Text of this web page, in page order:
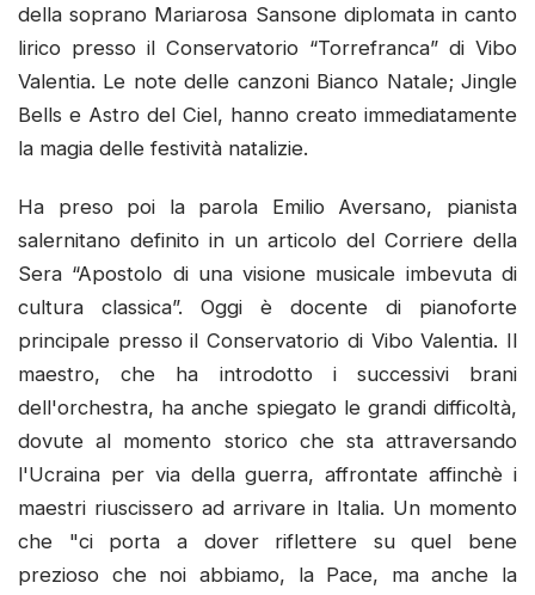
della soprano Mariarosa Sansone diplomata in canto
lirico presso il Conservatorio “Torrefranca” di Vibo
Valentia. Le note delle canzoni Bianco Natale; Jingle
Bells e Astro del Ciel, hanno creato immediatamente
la magia delle festività natalizie.
Ha preso poi la parola Emilio Aversano, pianista
salernitano definito in un articolo del Corriere della
Sera “Apostolo di una visione musicale imbevuta di
cultura classica”. Oggi è docente di pianoforte
principale presso il Conservatorio di Vibo Valentia. Il
maestro, che ha introdotto i successivi brani
dell'orchestra, ha anche spiegato le grandi difficoltà,
dovute al momento storico che sta attraversando
l'Ucraina per via della guerra, affrontate affinchè i
maestri riuscissero ad arrivare in Italia. Un momento
che "ci porta a dover riflettere su quel bene
prezioso che noi abbiamo, la Pace, ma anche la